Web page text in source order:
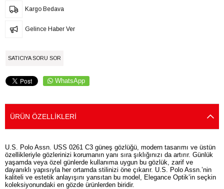
Kargo Bedava
Gelince Haber Ver
SATICIYA SORU SOR
WhatsApp
ÜRÜN ÖZELLIKLERI
U.S. Polo Assn. USS 0261 C3 güneş gözlüğü, modern tasarımı ve üstün
özellikleriyle gözlerinizi korumanın yanı sıra şıklığınızı da artırır. Günlük
yaşamda veya özel günlerde kullanıma uygun bu gözlük, zarif ve
dayanıklı yapısıyla her ortamda stilinizi öne çıkarır. U.S. Polo Assn.’nin
kaliteli ve estetik anlayışını yansıtan bu model, Elegance Optik’in seçkin
koleksiyonundaki en gözde ürünlerden biridir.